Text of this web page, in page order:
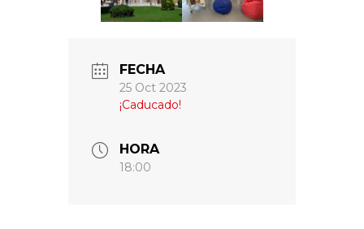
FECHA
25 Oct 2023
¡Caducado!
HORA
18:00